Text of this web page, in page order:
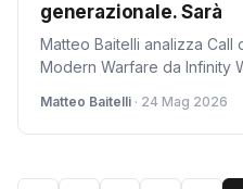
generazionale. Sarà
Matteo Baitelli analizza Call
Modern Warfare da Infinity
'definitiva'.
Matteo Baitelli · 24 Mag 2026